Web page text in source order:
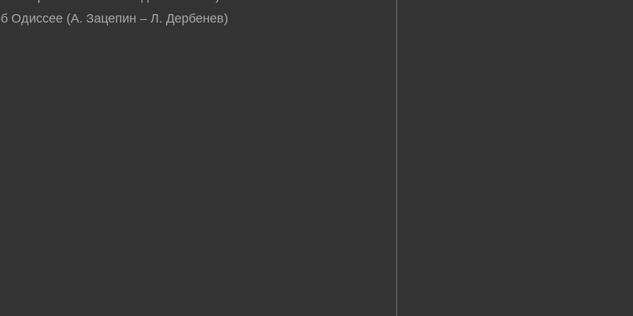
Одиссее (А. Зацепин – Л. Дербенев)